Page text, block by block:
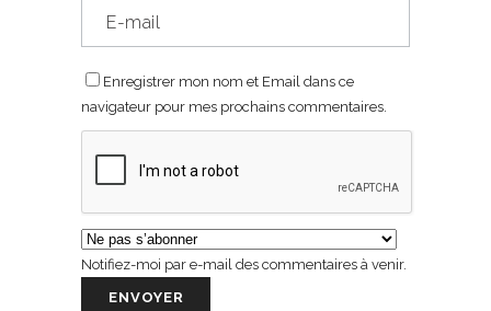
Enregistrer mon nom et Email dans ce
navigateur pour mes prochains commentaires.
Notifiez-moi par e-mail des commentaires à venir.